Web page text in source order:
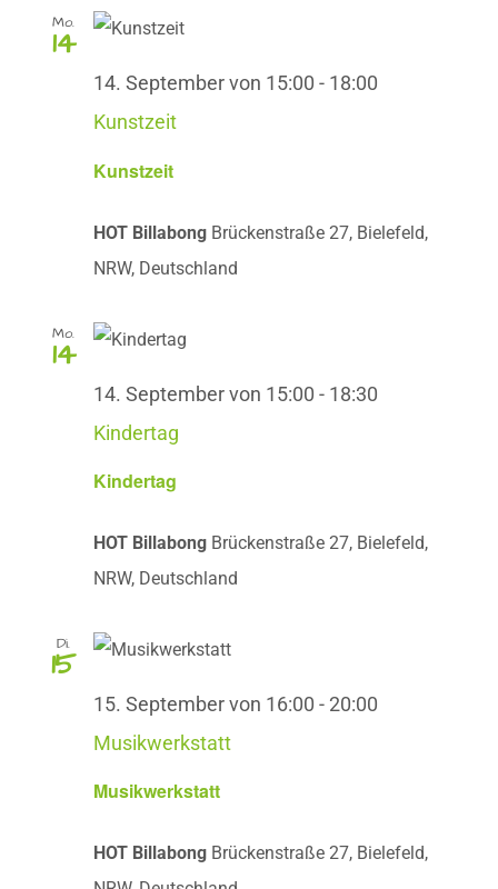
Mo.
14
Kunstzeit
14. September von 15:00 - 18:00
Kunstzeit
HOT Billabong Brückenstraße 27, Bielefeld,
NRW, Deutschland
Mo.
14
Kindertag
14. September von 15:00 - 18:30
Kindertag
HOT Billabong Brückenstraße 27, Bielefeld,
NRW, Deutschland
Di.
15
Musikwerkstatt
15. September von 16:00 - 20:00
Musikwerkstatt
HOT Billabong Brückenstraße 27, Bielefeld,